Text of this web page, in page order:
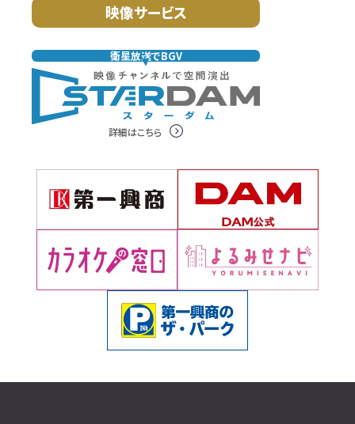
映像サービス
衛星放送でBGV
詳細はこちら